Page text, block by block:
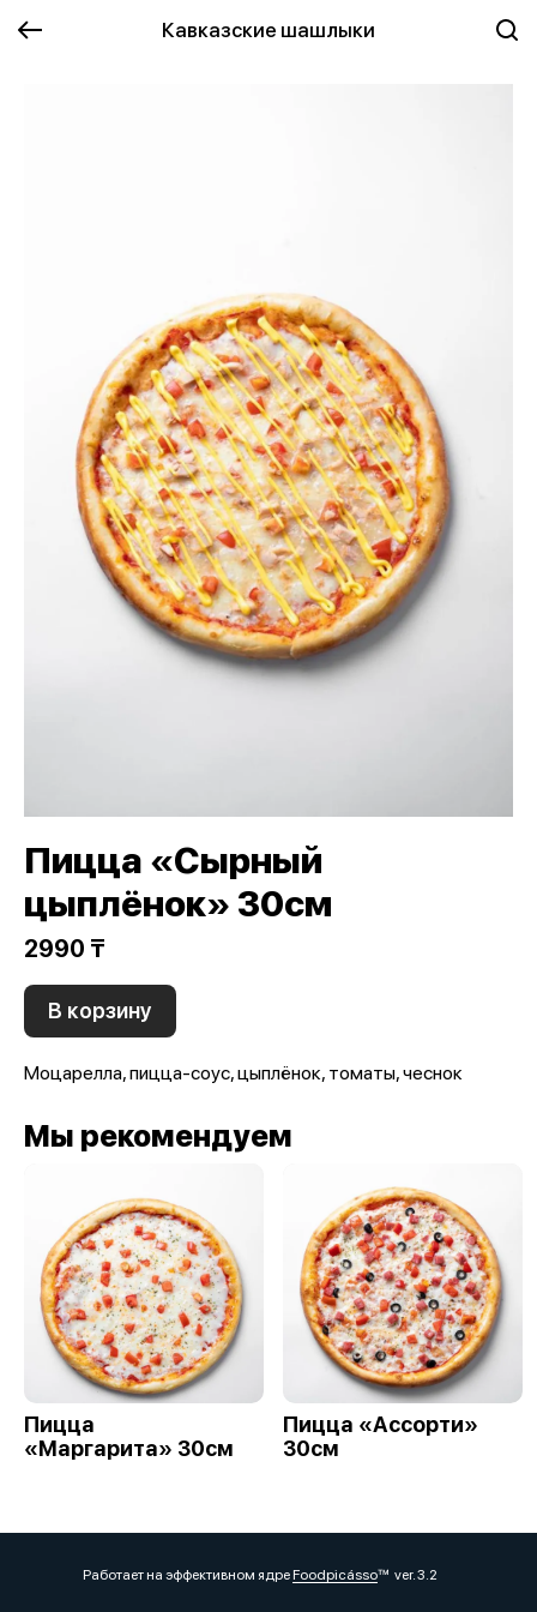
Кавказские шашлыки
Пицца «Сырный
цыплёнок» 30см
2990 ₸
В корзину
Моцарелла, пицца-соус, цыплёнок, томаты, чеснок
Мы рекомендуем
Пицца
«Маргарита» 30см
Пицца «Ассорти»
30см
Работает на эффективном ядреFoodpicássover. 3.2